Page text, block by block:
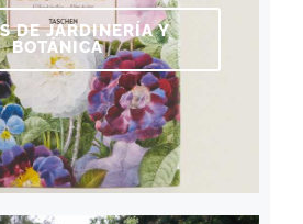
DE JARDINERÍA Y
BOTÁNICA